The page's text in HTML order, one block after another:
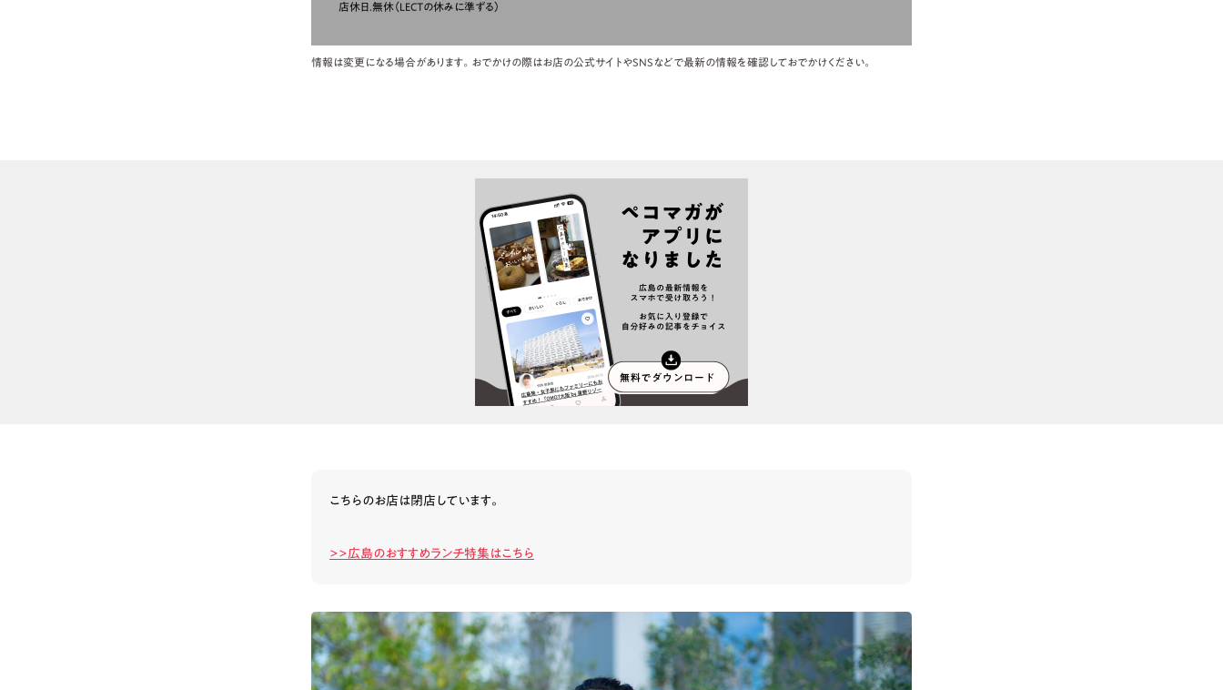
店休日.無休（LECTの休みに準ずる）
情報は変更になる場合があります。おでかけの際はお店の公式サイトやSNSなどで最新の情報を確認しておでかけください。
こちらのお店は閉店しています。
>>広島のおすすめランチ特集はこちら